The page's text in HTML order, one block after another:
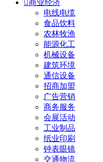
商业经济
电线电缆
食品饮料
农林牧渔
能源化工
机械设备
建筑环境
通信设备
招商加盟
广告营销
商务服务
会展活动
工业制品
纸业印刷
钟表眼镜
交通物流